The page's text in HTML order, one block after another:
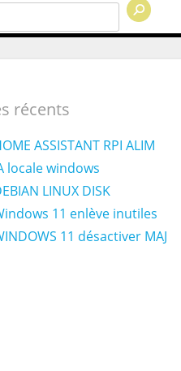
récents
ASSISTANT RPI ALIM
locale windows
LINUX DISK
11 enlève inutiles
11 désactiver MAJ